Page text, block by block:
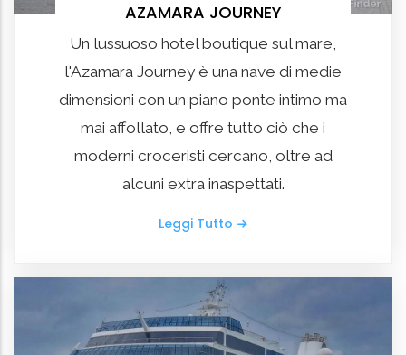
AZAMARA JOURNEY
Un lussuoso hotel boutique sul mare,
l'Azamara Journey è una nave di medie
dimensioni con un piano ponte intimo ma
mai affollato, e offre tutto ciò che i
moderni croceristi cercano, oltre ad
alcuni extra inaspettati.
Leggi Tutto